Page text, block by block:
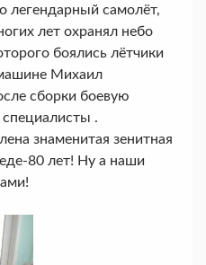
легендарный самолёт,
лет охранял небо
боялись лётчики
Михаил
сборки боевую
.
знаменитая зенитная
80 лет! Ну а наши